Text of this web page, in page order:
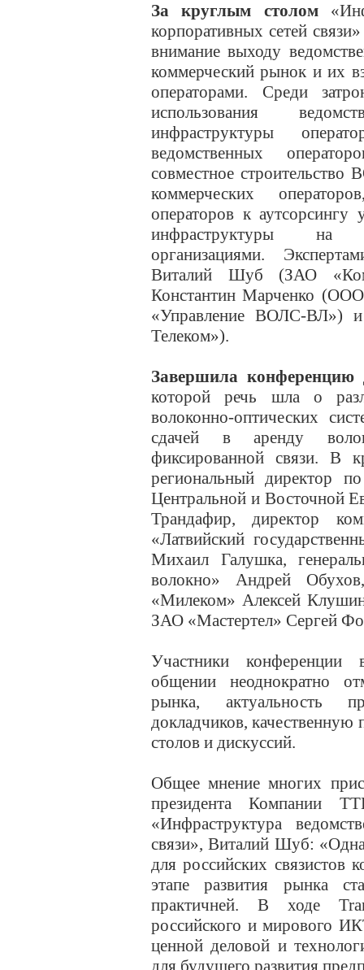
За круглым столом
корпоративных сетей
внимание выходу
коммерческий рынок и их
операторами. Среди
использования
инфраструктуры
ведомственных
совместное
коммерческих
операторов к аутсорсингу
инфраструктуры на
организациями.
Виталий Шуб (ЗАО
Константин Марченко
«Управление ВОЛС-ВЛ»)
Телеком»).
Завершила конференцию
которой речь шла о
волоконно-оптических
сдачей в аренду
фиксированной связи. В
региональный директор
Центральной и Восточной
Трандафир, директор
«Латвийский
Михаил Галушка,
волокно» Андрей
«Милеком» Алексей
ЗАО «Мастертел» Сергей
Участники
общении неоднократно
рынка, актуальность
докладчиков, качественную
столов и дискуссий.
Общее мнение многих
президента Компании
«Инфраструктура
связи», Виталий Шуб:
для российских связистов
этапе развития рынка
практичней. В ходе
российского и мирового
ценной деловой и
для будущего развития